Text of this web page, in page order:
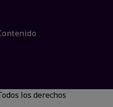
los derechos